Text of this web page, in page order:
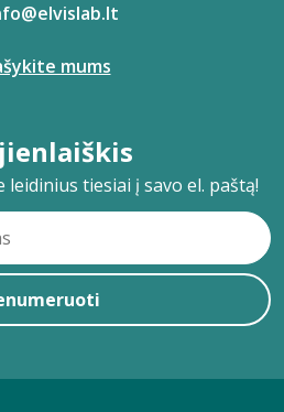
mums
tiesiai į savo el. paštą!